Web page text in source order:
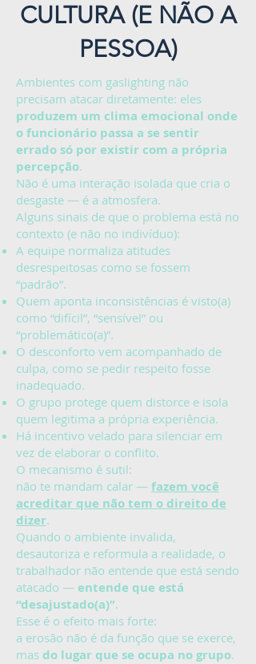
CULTURA (E NÃO A
PESSOA)
Ambientes com gaslighting não
precisam atacar diretamente: eles
produzem um clima emocional onde
o funcionário passa a se sentir
errado só por existir com a própria
percepção.
Não é uma interação isolada que cria o
desgaste — é a atmosfera.
Alguns sinais de que o problema está no
contexto (e não no indivíduo):
A equipe normaliza atitudes
desrespeitosas como se fossem
“padrão”.
Quem aponta inconsistências é visto(a)
como “difícil”, “sensível” ou
“problemático(a)”.
O desconforto vem acompanhado de
culpa, como se pedir respeito fosse
inadequado.
O grupo protege quem distorce e isola
quem legitima a própria experiência.
Há incentivo velado para silenciar em
vez de elaborar o conflito.
O mecanismo é sutil:
não te mandam calar — fazem você
acreditar que não tem o direito de
dizer.
Quando o ambiente invalida,
desautoriza e reformula a realidade, o
trabalhador não entende que está sendo
atacado — entende que está
“desajustado(a)”.
Esse é o efeito mais forte:
a erosão não é da função que se exerce,
mas do lugar que se ocupa no grupo.